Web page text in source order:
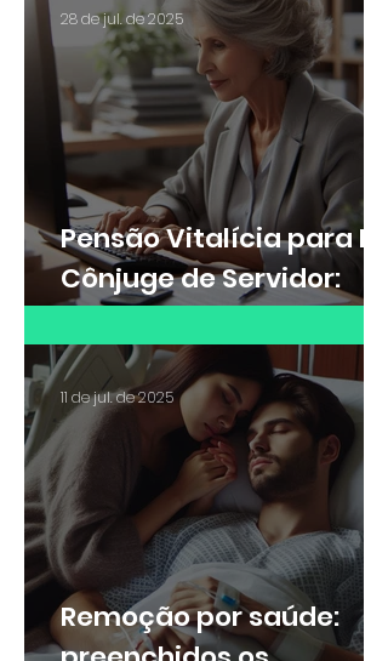
Pensão Vitalícia para Ex-
Cônjuge de Servidor:
Saiba quando é possível
receber
28 de jul. de 2025
Remoção por saúde:
11 de jul. de 2025